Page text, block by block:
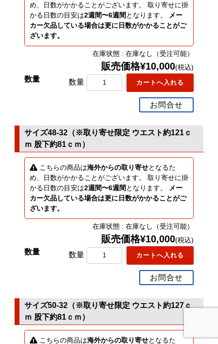
め、日数がかかることがございます。 取り寄せに掛
かる日数の目安は2週間〜6週間 となります。
メー
カー欠品している場合は更に日数がかかることがご
ざいます。
在庫状態 : 在庫なし（受注可能）
販売価格¥10,000(税込)
数量
お問合せ
サイズ48-32（※取り寄せ限定 ウエスト約121ｃ
ｍ 股下約81ｃｍ）
こちらの商品は海外からの取り寄せとなるた
め、日数がかかることがございます。 取り寄せに掛
かる日数の目安は2週間〜6週間 となります。
メー
カー欠品している場合は更に日数がかかることがご
ざいます。
在庫状態 : 在庫なし（受注可能）
販売価格¥10,000(税込)
数量
お問合せ
サイズ50-32（※取り寄せ限定 ウエスト約127ｃ
ｍ 股下約81ｃｍ）
こちらの商品は海外からの取り寄せとなるた